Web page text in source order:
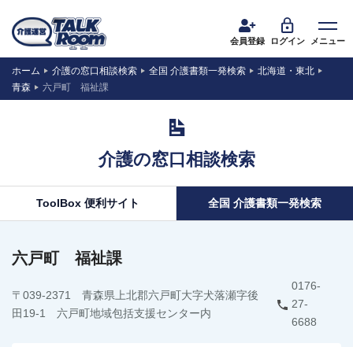
会員登録 ログイン メニュー
ホーム 介護の窓口相談検索 全国 介護書類一発検索
北海道・東北
青森
六戸町 福祉課
介護の窓口相談検索
ToolBox 便利サイト 全国 介護書類一発検索
六戸町 福祉課
〒039-2371 青森県上北郡六戸町大字犬落瀬字後
田19-1 六戸町地域包括支援センター内
0176-
27-
6688